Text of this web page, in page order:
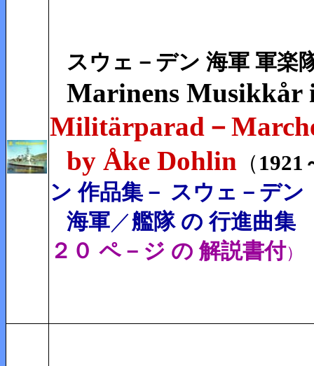
スウェ－デン 海軍 軍楽
Marinens Musikkår
Militärparad －
by Åke Dohlin （ 1921
ン 作品集 － スウェ－デン
海軍／艦隊 の 行進曲集
２０ ペ－ジ の 解説書付）